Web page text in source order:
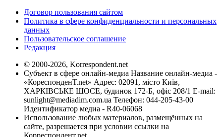
Договор пользования сайтом
Политика в сфере конфиденциальности и персональных
данных
Пользовательское соглашение
Редакция
© 2000-2026, Korrespondent.net
Субъект в сфере онлайн-медиа Название онлайн-медиа -
«КореспонденТ.net» Адрес: 02091, місто Київ,
ХАРКІВСЬКЕ ШОСЕ, будинок 172-Б, офіс 208/1 E-mail:
sunlight@mediadim.com.ua Телефон: 044-205-43-00
Идентификатор медиа - R40-06068
Использование любых материалов, размещённых на
сайте, разрешается при условии ссылки на
Корреспондент.net.